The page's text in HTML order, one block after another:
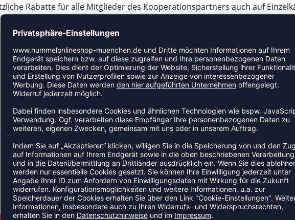
Rabatte für alle Mitglieder des Kooperationspartners auch auf